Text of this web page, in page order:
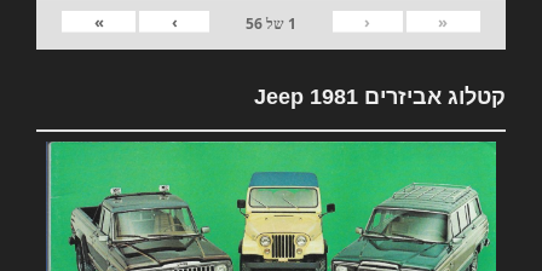
«
‹
1 של56
›
»
קטלוג אביזרים 1981 Jeep